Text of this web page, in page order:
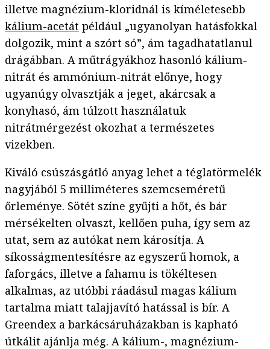
illetve magnézium-kloridnál is kíméletesebb
kálium-acetát például „ugyanolyan hatásfokkal
dolgozik, mint a szórt só”, ám tagadhatatlanul
drágábban. A műtrágyákhoz hasonló kálium-
nitrát és ammónium-nitrát előnye, hogy
ugyanúgy olvasztják a jeget, akárcsak a
konyhasó, ám túlzott használatuk
nitrátmérgezést okozhat a természetes
vizekben.
Kiváló csúszásgátló anyag lehet a téglatörmelék
nagyjából 5 milliméteres szemcseméretű
őrleménye. Sötét színe gyűjti a hőt, és bár
mérsékelten olvaszt, kellően puha, így sem az
utat, sem az autókat nem károsítja. A
síkosságmentesítésre az egyszerű homok, a
faforgács, illetve a fahamu is tökéltesen
alkalmas, az utóbbi ráadásul magas kálium
tartalma miatt talajjavító hatással is bír. A
Greendex a barkácsáruházakban is kapható
útkálit ajánlja még. A kálium-, magnézium-